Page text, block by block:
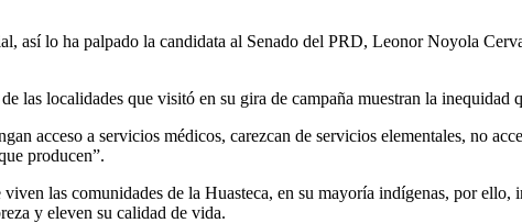
así lo ha palpado la candidata al Senado del PRD, Leonor Noyola
las localidades que visitó en su gira de campaña muestran la inequidad
acceso a servicios médicos, carezcan de servicios elementales, no
producen”.
las comunidades de la Huasteca, en su mayoría indígenas, por ello,
y eleven su calidad de vida.